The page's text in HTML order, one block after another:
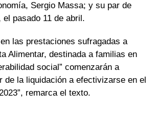
Sergio Massa; y su par de
pasado 11 de abril.
las prestaciones sufragadas a
Alimentar, destinada a familias en
social” comenzarán a
de la liquidación a efectivizarse en el
remarca el texto.